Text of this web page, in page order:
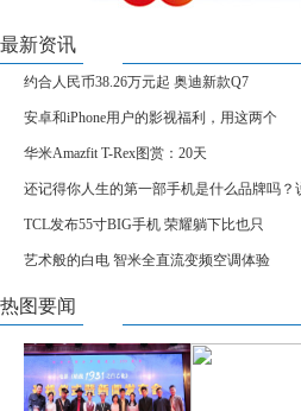
最新资讯
约合人民币38.26万元起 奥迪新款Q7
安卓和iPhone用户的影视福利，用这两个
华米Amazfit T-Rex图赏：20天
还记得你人生的第一部手机是什么品牌吗？
TCL发布55寸BIG手机 荣耀躺下比也只
艺术般的白电 智米全直流变频空调体验
热图要闻